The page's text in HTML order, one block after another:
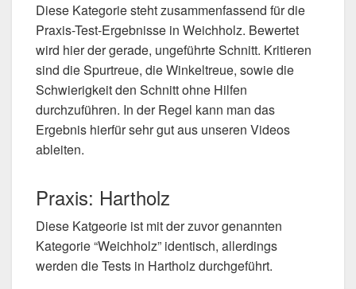
Diese Kategorie steht zusammenfassend für die
Praxis-Test-Ergebnisse in Weichholz. Bewertet
wird hier der gerade, ungeführte Schnitt. Kritieren
sind die Spurtreue, die Winkeltreue, sowie die
Schwierigkeit den Schnitt ohne Hilfen
durchzuführen. In der Regel kann man das
Ergebnis hierfür sehr gut aus unseren Videos
ableiten.
Praxis: Hartholz
Diese Katgeorie ist mit der zuvor genannten
Kategorie “Weichholz” identisch, allerdings
werden die Tests in Hartholz durchgeführt.